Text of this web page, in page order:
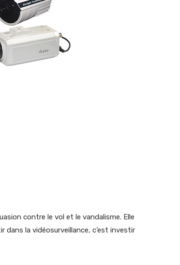
contre le vol et le vandalisme. Elle
la vidéosurveillance, c’est investir